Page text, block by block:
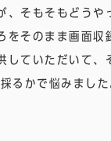
そもそもどうや
そのまま画面収
ていただいて
るかで悩みました